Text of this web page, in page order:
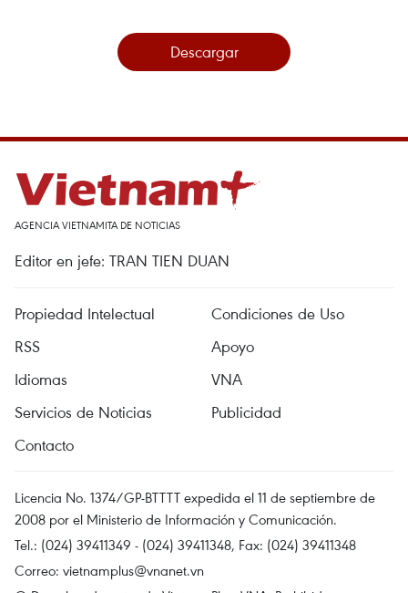
Descargar
AGENCIA VIETNAMITA DE NOTICIAS
Editor en jefe: TRAN TIEN DUAN
Propiedad Intelectual
Condiciones de Uso
RSS
Apoyo
Idiomas
VNA
Servicios de Noticias
Publicidad
Contacto
Licencia No. 1374/GP-BTTTT expedida el 11 de septiembre de
2008 por el Ministerio de Información y Comunicación.
Tel.: (024) 39411349 - (024) 39411348, Fax: (024) 39411348
Correo: vietnamplus@vnanet.vn